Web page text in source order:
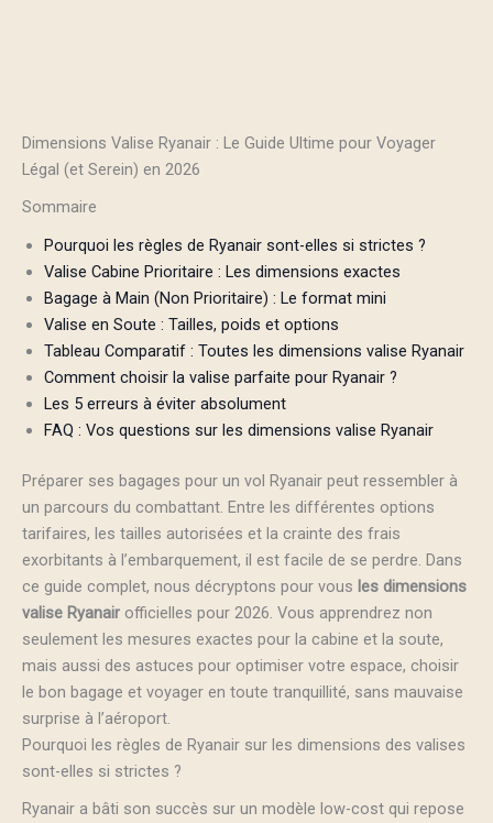
Dimensions Valise Ryanair : Le Guide Ultime pour Voyager
Légal (et Serein) en 2026
Sommaire
Pourquoi les règles de Ryanair sont-elles si strictes ?
Valise Cabine Prioritaire : Les dimensions exactes
Bagage à Main (Non Prioritaire) : Le format mini
Valise en Soute : Tailles, poids et options
Tableau Comparatif : Toutes les dimensions valise Ryanair
Comment choisir la valise parfaite pour Ryanair ?
Les 5 erreurs à éviter absolument
FAQ : Vos questions sur les dimensions valise Ryanair
Préparer ses bagages pour un vol Ryanair peut ressembler à
un parcours du combattant. Entre les différentes options
tarifaires, les tailles autorisées et la crainte des frais
exorbitants à l’embarquement, il est facile de se perdre. Dans
ce guide complet, nous décryptons pour vous les dimensions
valise Ryanair officielles pour 2026. Vous apprendrez non
seulement les mesures exactes pour la cabine et la soute,
mais aussi des astuces pour optimiser votre espace, choisir
le bon bagage et voyager en toute tranquillité, sans mauvaise
surprise à l’aéroport.
Pourquoi les règles de Ryanair sur les dimensions des valises
sont-elles si strictes ?
Ryanair a bâti son succès sur un modèle low-cost qui repose